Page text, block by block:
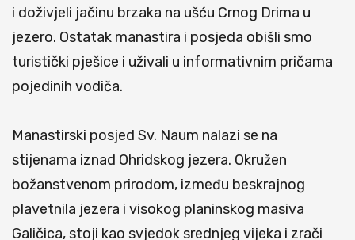
i doživjeli jačinu brzaka na ušću Crnog Drima u
jezero. Ostatak manastira i posjeda obišli smo
turistički pješice i uživali u informativnim pričama
pojedinih vodiča.
Manastirski posjed Sv. Naum nalazi se na
stijenama iznad Ohridskog jezera. Okružen
božanstvenom prirodom, između beskrajnog
plavetnila jezera i visokog planinskog masiva
Galičica, stoji kao svjedok srednjeg vijeka i zrači